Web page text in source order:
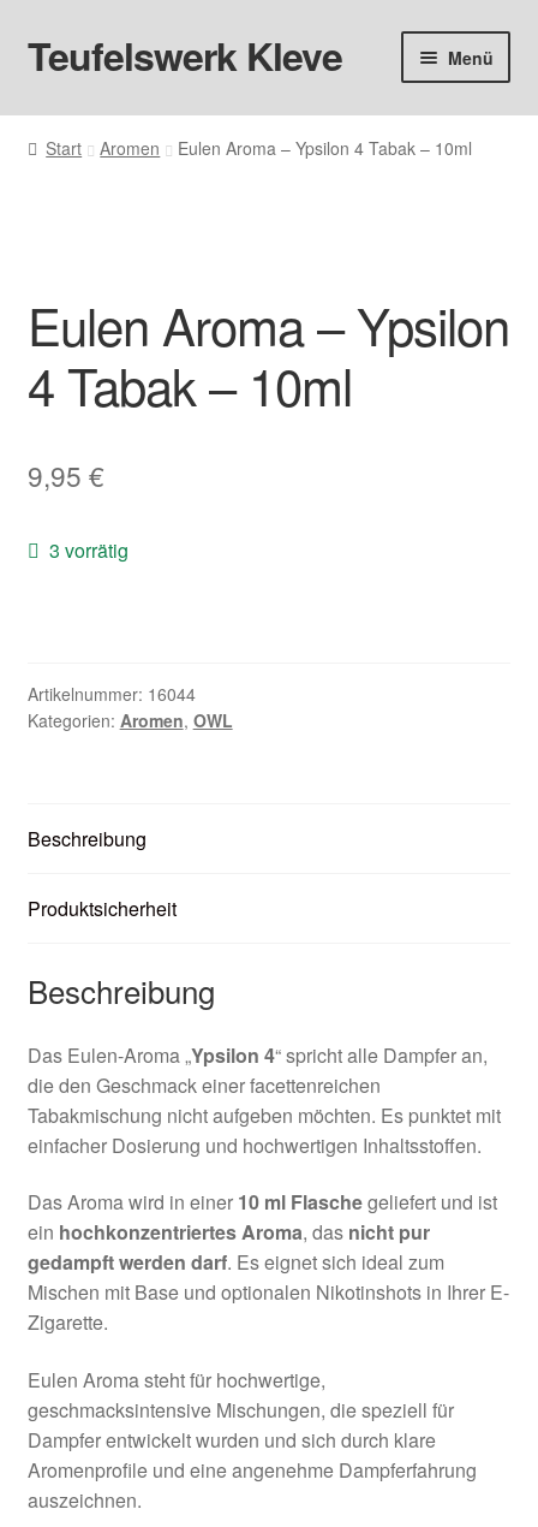
Zur
Navigation
Zum
Inhalt
Teufelswerk Kleve Menü
Startseite
Liquids
Big Puff
Basen & Nikotin
Zubehör
Kontaktformular
Start Aromen Eulen Aroma – Ypsilon 4 Tabak – 10ml
Eulen Aroma – Ypsilon
4 Tabak – 10ml
9,95 €
3 vorrätig
Artikelnummer: 16044
Kategorien: Aromen, OWL
Beschreibung
Produktsicherheit
Beschreibung
Das Eulen-Aroma „Ypsilon 4“ spricht alle Dampfer an,
die den Geschmack einer facettenreichen
Tabakmischung nicht aufgeben möchten. Es punktet mit
einfacher Dosierung und hochwertigen Inhaltsstoffen.
Das Aroma wird in einer 10 ml Flaschegeliefert und ist
ein hochkonzentriertes Aroma, das nicht pur
gedampft werden darf. Es eignet sich ideal zum
Mischen mit Base und optionalen Nikotinshots in Ihrer E-
Zigarette.
Eulen Aroma steht für hochwertige,
geschmacksintensive Mischungen, die speziell für
Dampfer entwickelt wurden und sich durch klare
Aromenprofile und eine angenehme Dampferfahrung
auszeichnen.